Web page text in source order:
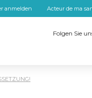
anmelden Acteur de ma
HôpitauxRobert
Folgen Sie